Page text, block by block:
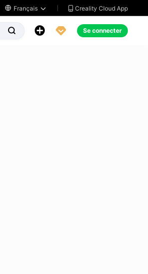
 Français   Creality Cloud App
   Se connecter